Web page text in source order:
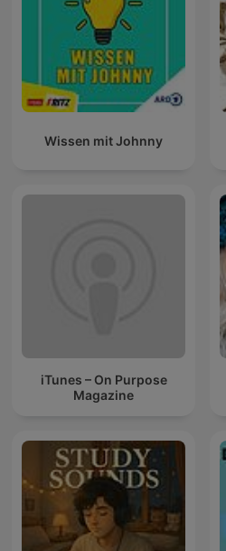
Wissen mit Johnny
iTunes – On Purpose
Magazine